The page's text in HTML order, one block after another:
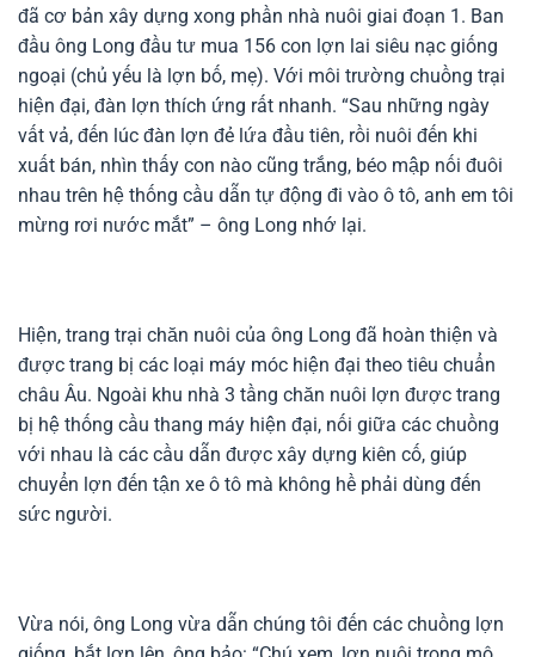
đã cơ bản xây dựng xong phần nhà nuôi giai đoạn 1. Ban
đầu ông Long đầu tư mua 156 con lợn lai siêu nạc giống
ngoại (chủ yếu là lợn bố, mẹ). Với môi trường chuồng trại
hiện đại, đàn lợn thích ứng rất nhanh. “Sau những ngày
vất vả, đến lúc đàn lợn đẻ lứa đầu tiên, rồi nuôi đến khi
xuất bán, nhìn thấy con nào cũng trắng, béo mập nối đuôi
nhau trên hệ thống cầu dẫn tự động đi vào ô tô, anh em tôi
mừng rơi nước mắt” – ông Long nhớ lại.
Hiện, trang trại chăn nuôi của ông Long đã hoàn thiện và
được trang bị các loại máy móc hiện đại theo tiêu chuẩn
châu Âu. Ngoài khu nhà 3 tầng chăn nuôi lợn được trang
bị hệ thống cầu thang máy hiện đại, nối giữa các chuồng
với nhau là các cầu dẫn được xây dựng kiên cố, giúp
chuyển lợn đến tận xe ô tô mà không hề phải dùng đến
sức người.
Vừa nói, ông Long vừa dẫn chúng tôi đến các chuồng lợn